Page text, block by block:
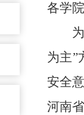
各学院
为主”
安全
河南